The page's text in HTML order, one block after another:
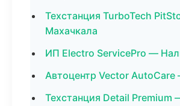
Техстанция TurboTech
Махачкала
ИП Electro ServicePro —
Автоцентр Vector
Техстанция Detail Premium